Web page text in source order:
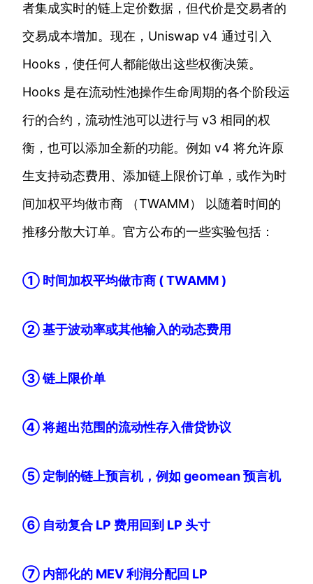
者集成实时的链上定价数据，但代价是交易者的
交易成本增加。现在，Uniswap v4 通过引入
Hooks，使任何人都能做出这些权衡决策。
Hooks 是在流动性池操作生命周期的各个阶段运
行的合约，流动性池可以进行与 v3 相同的权
衡，也可以添加全新的功能。例如 v4 将允许原
生支持动态费用、添加链上限价订单，或作为时
间加权平均做市商 （TWAMM） 以随着时间的
推移分散大订单。官方公布的一些实验包括：
① 时间加权平均做市商 ( TWAMM )
② 基于波动率或其他输入的动态费用
③ 链上限价单
④ 将超出范围的流动性存入借贷协议
⑤ 定制的链上预言机，例如 geomean 预言机
⑥ 自动复合 LP 费用回到 LP 头寸
⑦ 内部化的 MEV 利润分配回 LP